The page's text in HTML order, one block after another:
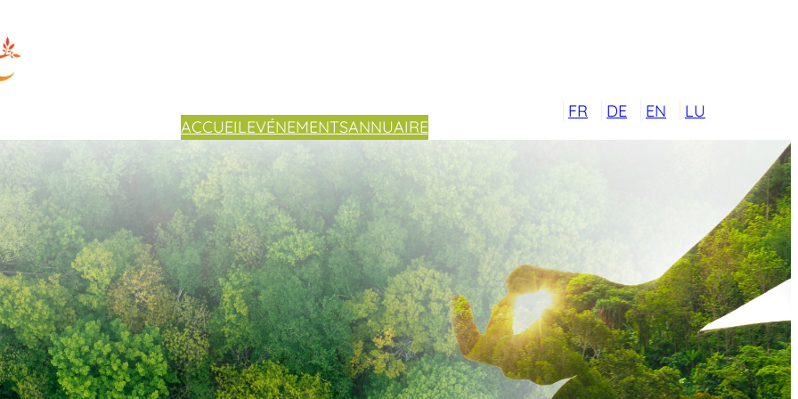
ACCUEILEVÉNEMENTSANNUAIRE
FR DE EN LU